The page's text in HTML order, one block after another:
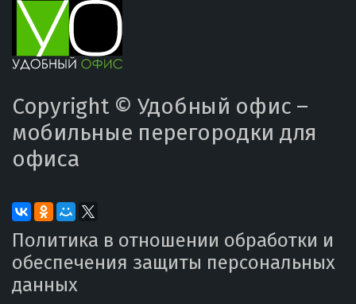
Copyright © Удобный офис –
мобильные перегородки для
офиса
Политика в отношении обработки и
обеспечения защиты персональных
данных